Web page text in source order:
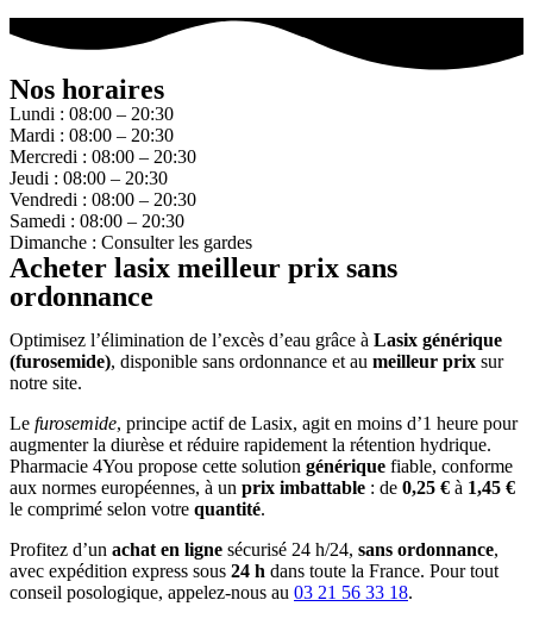
Nos horaires
Lundi : 08:00 – 20:30
Mardi : 08:00 – 20:30
Mercredi : 08:00 – 20:30
Jeudi : 08:00 – 20:30
Vendredi : 08:00 – 20:30
Samedi : 08:00 – 20:30
Dimanche : Consulter les gardes
Acheter lasix meilleur prix sans
ordonnance
Optimisez l’élimination de l’excès d’eau grâce à Lasix générique
(furosemide), disponible sans ordonnance et au meilleur prix sur
notre site.
Le furosemide, principe actif de Lasix, agit en moins d’1 heure pour
augmenter la diurèse et réduire rapidement la rétention hydrique.
Pharmacie 4You propose cette solution générique fiable, conforme
aux normes européennes, à un prix imbattable : de 0,25 € à 1,45 €
le comprimé selon votre quantité.
Profitez d’un achat en ligne sécurisé 24 h/24, sans ordonnance,
avec expédition express sous 24 h dans toute la France. Pour tout
conseil posologique, appelez-nous au 03 21 56 33 18.